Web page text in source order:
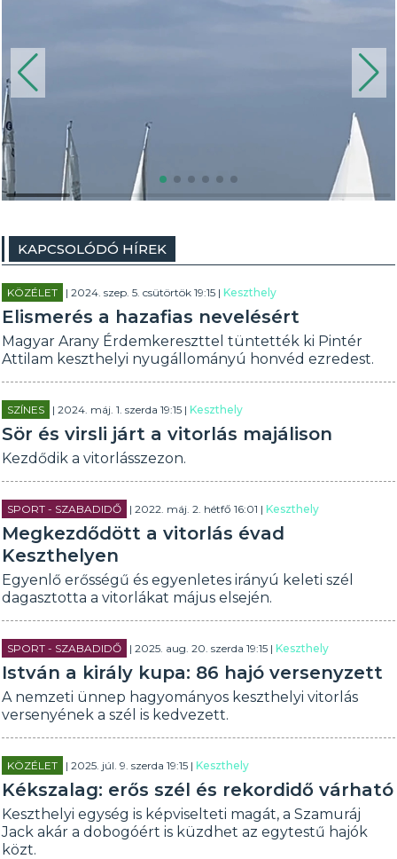
KAPCSOLÓDÓ HÍREK
KÖZÉLET | 2024. szep. 5. csütörtök 19:15 |Keszthely
Elismerés a hazafias nevelésért
Magyar Arany Érdemkereszttel tüntették ki Pintér
Attilam keszthelyi nyugállományú honvéd ezredest.
SZÍNES | 2024. máj. 1. szerda 19:15 |Keszthely
Sör és virsli járt a vitorlás majálison
Kezdődik a vitorlásszezon.
SPORT - SZABADIDŐ | 2022. máj. 2. hétfő 16:01 |Keszthely
Megkezdődött a vitorlás évad
Keszthelyen
Egyenlő erősségű és egyenletes irányú keleti szél
dagasztotta a vitorlákat május elsején.
SPORT - SZABADIDŐ | 2025. aug. 20. szerda 19:15 |Keszthely
István a király kupa: 86 hajó versenyzett
A nemzeti ünnep hagyományos keszthelyi vitorlás
versenyének a szél is kedvezett.
KÖZÉLET | 2025. júl. 9. szerda 19:15 |Keszthely
Kékszalag: erős szél és rekordidő várható
Keszthelyi egység is képviselteti magát, a Szamuráj
Jack akár a dobogóért is küzdhet az egytestű hajók
közt.